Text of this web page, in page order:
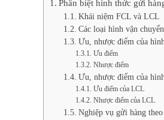
Phân biệt hình thức gửi
Khái niệm FCL và LCL
Các loại hình vận
Ưu, nhược điểm của
Ưu điểm
Nhược điểm
Ưu, nhược điểm của
Ưu điểm của LCL
Nhược điểm của LCL
Nghiệp vụ gửi hàng